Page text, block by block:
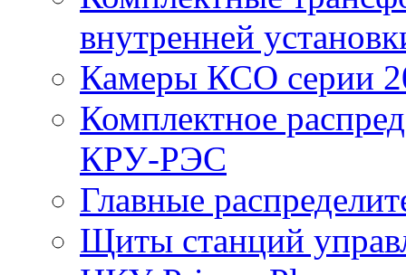
внутренней
Камеры КСО серии
Комплектное
КРУ-РЭС
Главные
Щиты станций